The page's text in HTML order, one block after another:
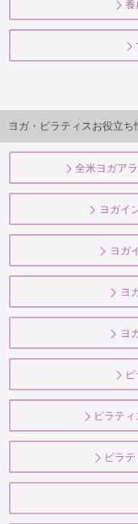
養
ヨガ・ピラティスお役立ち
全米ヨガア
ヨガイ
ヨガ
ヨ
ヨ
ピラテ
ピラ